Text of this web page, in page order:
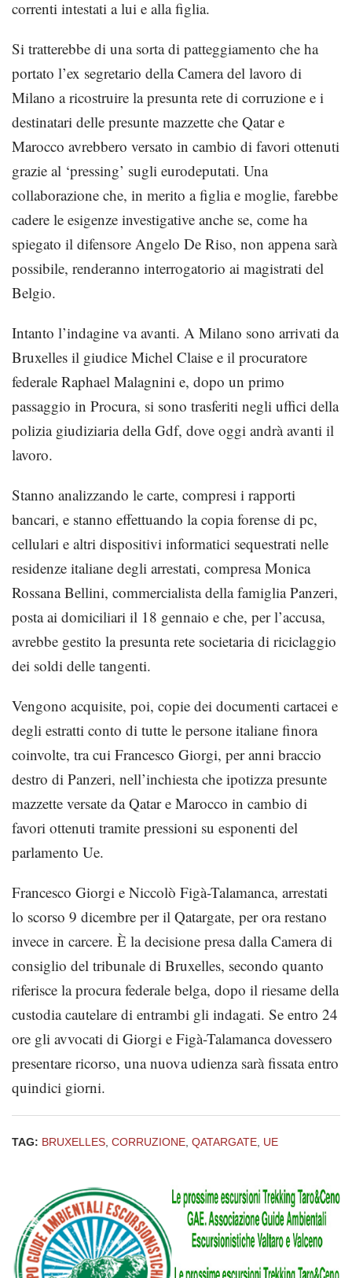
correnti intestati a lui e alla figlia.
Si tratterebbe di una sorta di patteggiamento che ha
portato l’ex segretario della Camera del lavoro di
Milano a ricostruire la presunta rete di corruzione e i
destinatari delle presunte mazzette che Qatar e
Marocco avrebbero versato in cambio di favori ottenuti
grazie al ‘pressing’ sugli eurodeputati. Una
collaborazione che, in merito a figlia e moglie, farebbe
cadere le esigenze investigative anche se, come ha
spiegato il difensore Angelo De Riso, non appena sarà
possibile, renderanno interrogatorio ai magistrati del
Belgio.
Intanto l’indagine va avanti. A Milano sono arrivati da
Bruxelles il giudice Michel Claise e il procuratore
federale Raphael Malagnini e, dopo un primo
passaggio in Procura, si sono trasferiti negli uffici della
polizia giudiziaria della Gdf, dove oggi andrà avanti il
lavoro.
Stanno analizzando le carte, compresi i rapporti
bancari, e stanno effettuando la copia forense di pc,
cellulari e altri dispositivi informatici sequestrati nelle
residenze italiane degli arrestati, compresa Monica
Rossana Bellini, commercialista della famiglia Panzeri,
posta ai domiciliari il 18 gennaio e che, per l’accusa,
avrebbe gestito la presunta rete societaria di riciclaggio
dei soldi delle tangenti.
Vengono acquisite, poi, copie dei documenti cartacei e
degli estratti conto di tutte le persone italiane finora
coinvolte, tra cui Francesco Giorgi, per anni braccio
destro di Panzeri, nell’inchiesta che ipotizza presunte
mazzette versate da Qatar e Marocco in cambio di
favori ottenuti tramite pressioni su esponenti del
parlamento Ue.
Francesco Giorgi e Niccolò Figà-Talamanca, arrestati
lo scorso 9 dicembre per il Qatargate, per ora restano
invece in carcere. È la decisione presa dalla Camera di
consiglio del tribunale di Bruxelles, secondo quanto
riferisce la procura federale belga, dopo il riesame della
custodia cautelare di entrambi gli indagati. Se entro 24
ore gli avvocati di Giorgi e Figà-Talamanca dovessero
presentare ricorso, una nuova udienza sarà fissata entro
quindici giorni.
TAG: BRUXELLES, CORRUZIONE, QATARGATE, UE